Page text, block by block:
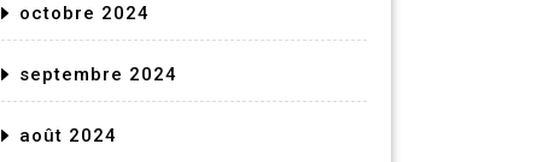
octobre 2024
septembre 2024
août 2024